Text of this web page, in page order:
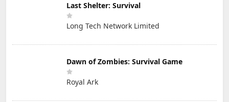
Last Shelter: Survival
Long Tech Network Limited
Dawn of Zombies: Survival Game
Royal Ark